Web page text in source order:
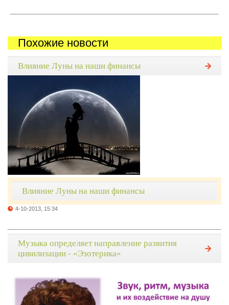
Похожие новости
Влияние Луны на наши финансы
Влияние Луны на наши финансы
4-10-2013, 15:34
Музыка определяет направление развития
цивилизации - «Эзотерика»